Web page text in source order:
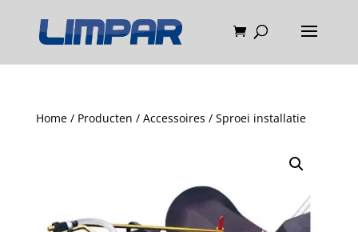
Home/ Producten / Accessoires / Sproei installatie